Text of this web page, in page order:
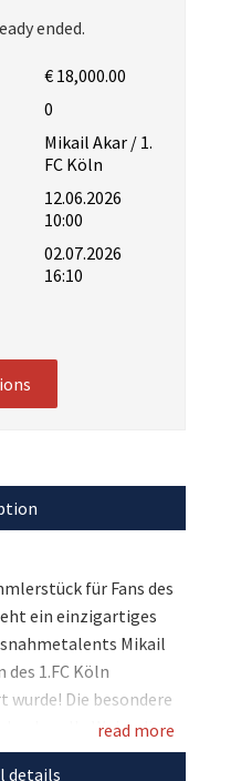
ended.
€ 18,000.00
0
Mikail Akar / 1.
FC Köln
12.06.2026
10:00
02.07.2026
16:10
für Fans des
ein einzigartiges
Mikail
des 1.FC Köln
Die besondere
Weise die
mit
read more
details